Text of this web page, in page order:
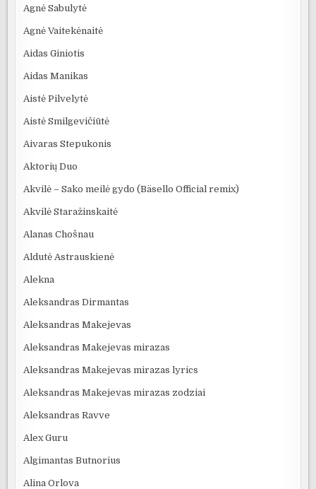
Agnė Sabulytė
Agnė Vaitekėnaitė
Aidas Giniotis
Aidas Manikas
Aistė Pilvelytė
Aistė Smilgevičiūtė
Aivaras Stepukonis
Aktorių Duo
Akvilė – Sako meilė gydo (Bäsello Official remix)
Akvilė Staražinskaitė
Alanas Chošnau
Aldutė Astrauskienė
Alekna
Aleksandras Dirmantas
Aleksandras Makejevas
Aleksandras Makejevas mirazas
Aleksandras Makejevas mirazas lyrics
Aleksandras Makejevas mirazas zodziai
Aleksandras Ravve
Alex Guru
Algimantas Butnorius
Alina Orlova